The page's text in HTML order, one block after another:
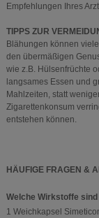
Empfehlungen Ihres
TIPPS ZUR
Blähungen können
den übermäßigen
wie z.B. Hülsenfrüchte
langsames Essen und
Mahlzeiten, statt
Zigarettenkonsum
entstehen können.
HÄUFIGE FRAGEN &
Welche Wirkstoffe
1 Weichkapsel